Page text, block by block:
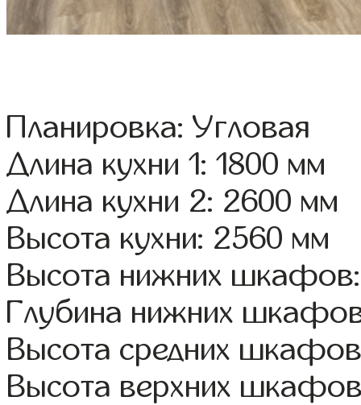
Планировка: Угловая
Длина кухни 1: 1800 мм
Длина кухни 2: 2600 мм
Высота кухни: 2560 мм
Высота нижних
Глубина нижних
Высота средних
Высота верхних